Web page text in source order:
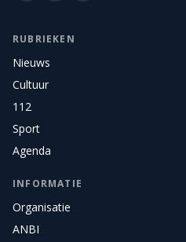
RUBRIEKEN
Nieuws
Cultuur
112
Sport
Agenda
INFORMATIE
Organisatie
ANBI